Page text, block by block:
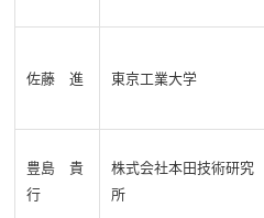
佐藤 進 東京工業大学
豊島 貴
行
株式会社本田技術研究
所